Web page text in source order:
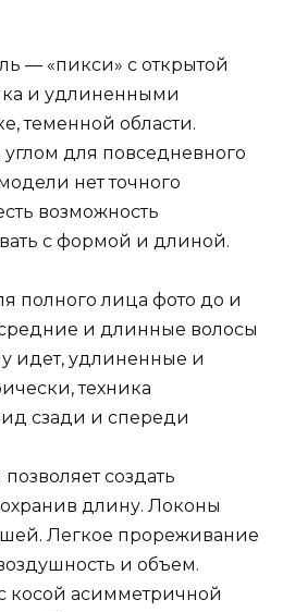
— «пикси» с открытой
и удлиненными
теменной области.
для повседневного
нет точного
возможность
с формой и длиной.
создать
длину. Локоны
Легкое прореживание
и объем.
косой асимметричной